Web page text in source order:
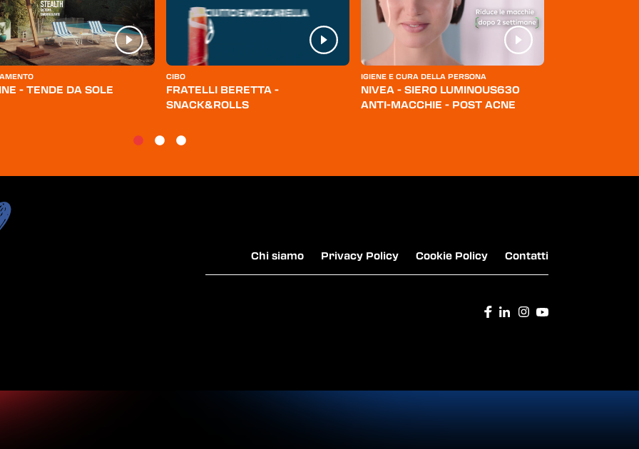
SUBARU - CROSSTREK
FIAT - NUOVA TOPOLINO
- TENDE DA SOLE
CIBO
FRATELLI BERETTA -
SNACK&ROLLS
IGIENE E CURA DELLA PERSONA
NIVEA - SIERO LUMINOUS630
ANTI-MACCHIE - POST ACNE
Chi siamo Privacy Policy Cookie Policy Contatti